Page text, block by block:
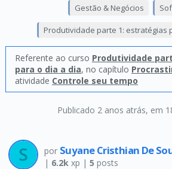
Publicado 2 anos atrás, em
Gestão & Negócios
Produtividade parte 1: estratégias
Referente ao curso Produtividade
para o dia a dia, no capítulo
atividade Controle seu tempo
por Suyane Cristhian De
| 6.2kxp | 5 posts